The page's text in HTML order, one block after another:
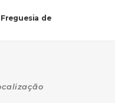
de